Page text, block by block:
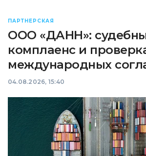
ПАРТНЕРСКАЯ
ООО «ДАНН»:
комплаенс и
международных
04.08.2026, 15:40